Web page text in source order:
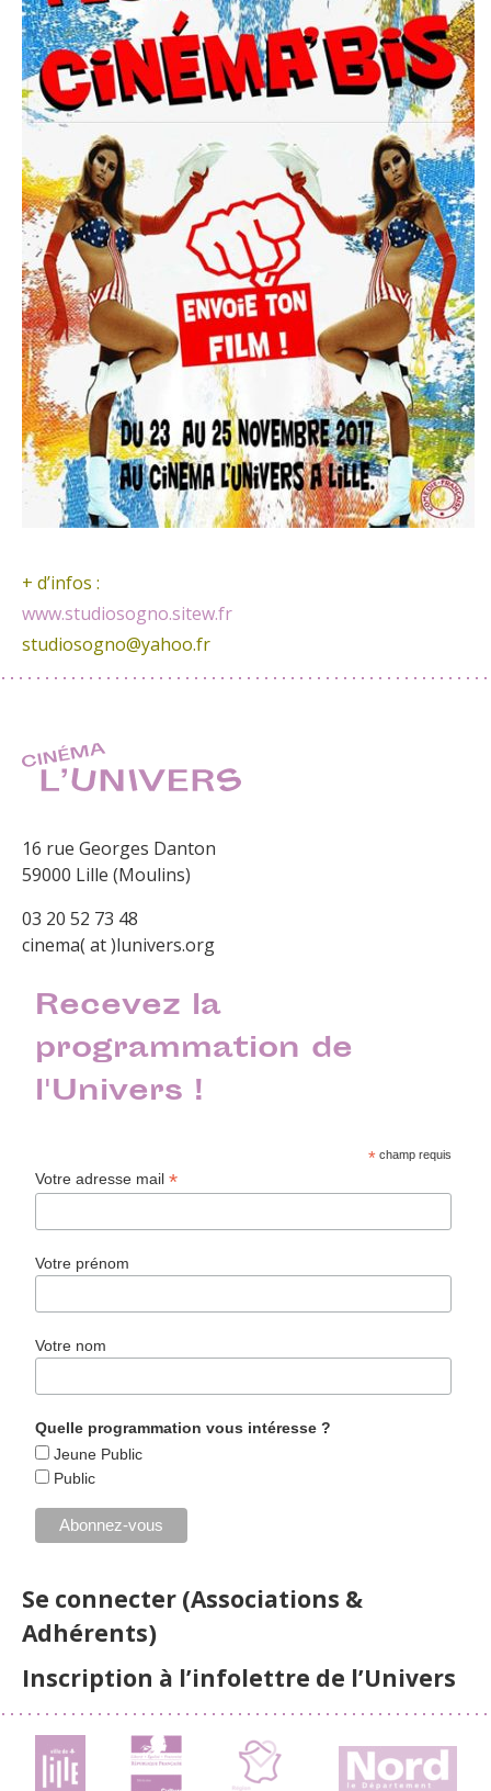
+ d’infos :
www.studiosogno.sitew.fr
studiosogno@yahoo.fr
16 rue Georges Danton
59000 Lille (Moulins)
03 20 52 73 48
cinema( at )lunivers.org
Recevez la
programmation de
l'Univers !
* champ requis
Votre adresse mail*
Votre prénom
Votre nom
Quelle programmation vous intéresse ?
Jeune Public
Public
Se connecter (Associations &
Adhérents)
Inscription à l’infolettre de l’Univers